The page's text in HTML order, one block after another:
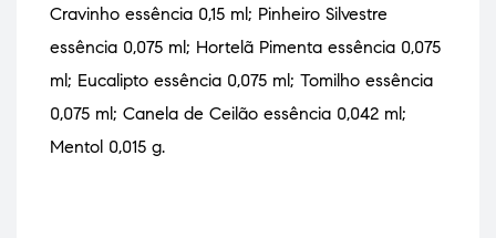
Cravinho essência 0,15 ml; Pinheiro Silvestre
essência 0,075 ml; Hortelã Pimenta essência 0,075
ml; Eucalipto essência 0,075 ml; Tomilho essência
0,075 ml; Canela de Ceilão essência 0,042 ml;
Mentol 0,015 g.